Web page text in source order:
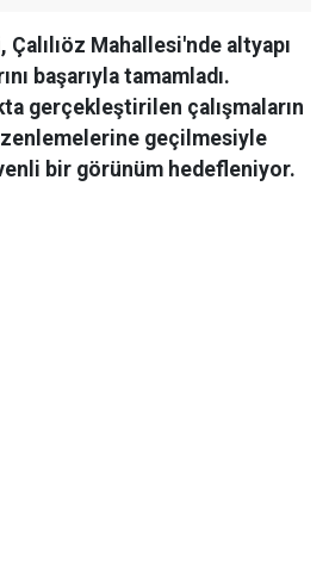
Çalılıöz Mahallesi'nde altyapı
başarıyla tamamladı.
gerçekleştirilen çalışmaların
geçilmesiyle
bir görünüm hedefleniyor.